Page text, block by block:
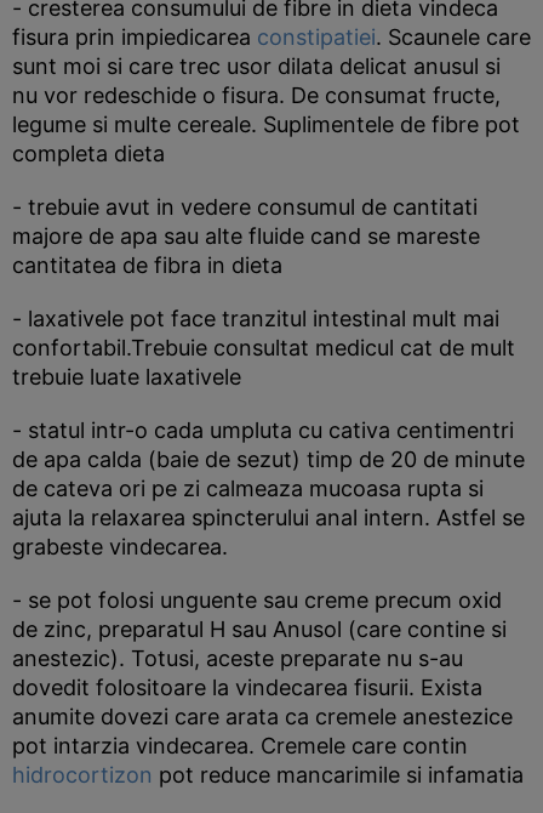
- cresterea consumului de fibre in dieta vindeca
fisura prin impiedicarea constipatiei. Scaunele care
sunt moi si care trec usor dilata delicat anusul si
nu vor redeschide o fisura. De consumat fructe,
legume si multe cereale. Suplimentele de fibre pot
completa dieta
- trebuie avut in vedere consumul de cantitati
majore de apa sau alte fluide cand se mareste
cantitatea de fibra in dieta
- laxativele pot face tranzitul intestinal mult mai
confortabil.Trebuie consultat medicul cat de mult
trebuie luate laxativele
- statul intr-o cada umpluta cu cativa centimentri
de apa calda (baie de sezut) timp de 20 de minute
de cateva ori pe zi calmeaza mucoasa rupta si
ajuta la relaxarea spincterului anal intern. Astfel se
grabeste vindecarea.
- se pot folosi unguente sau creme precum oxid
de zinc, preparatul H sau Anusol (care contine si
anestezic). Totusi, aceste preparate nu s-au
dovedit folositoare la vindecarea fisurii. Exista
anumite dovezi care arata ca cremele anestezice
pot intarzia vindecarea. Cremele care contin
hidrocortizon pot reduce mancarimile si infamatia